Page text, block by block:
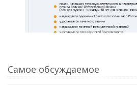
Самое обсуждаемое